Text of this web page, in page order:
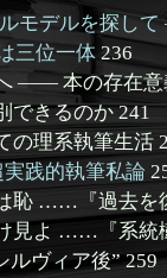
モデルを探し
三位一体 236
本の存在意
きるのか 241
理系執筆生活
践的執筆私論
……『過去を復
……『系統樹
ヴィア後” 259